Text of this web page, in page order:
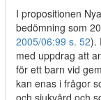
I propositionen
bedömning som
2005/06:99 s. 52).
med uppdrag att
för ett barn vid
kan enas i frågor
och sjukvård och